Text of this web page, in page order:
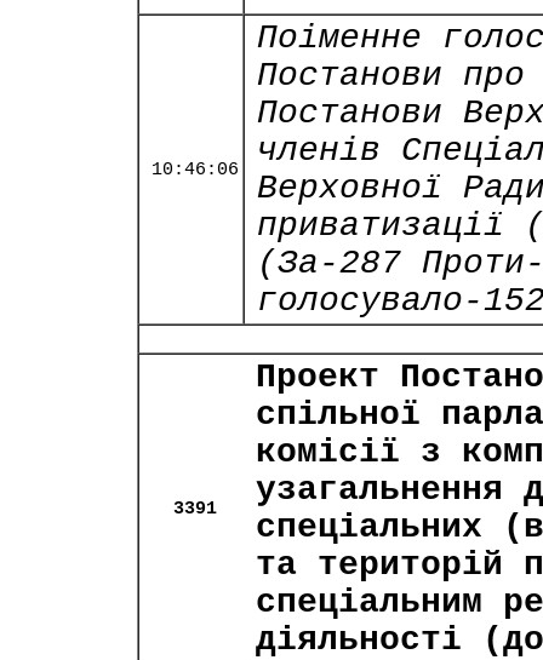
10:46:06
Поіменне
Постанови
Постанови
членів
Верховної
приватизації
(За-287
голосувало-
3391
Проект
спільної
комісії з
узагальнення
спеціальних
та територій
спеціальним
діяльності